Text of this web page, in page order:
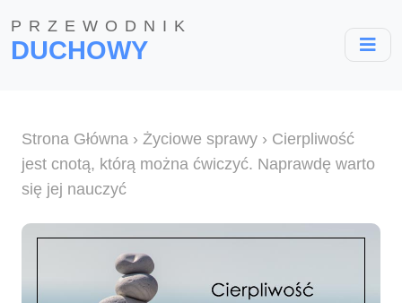
PRZEWODNIK
DUCHOWY
Strona Główna › Życiowe sprawy › Cierpliwość
jest cnotą, którą można ćwiczyć. Naprawdę warto
się jej nauczyć